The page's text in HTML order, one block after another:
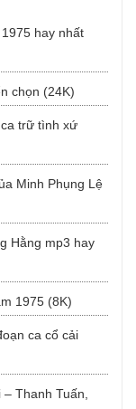
hay nhất
chọn (24K)
trữ tình xứ
Minh Phụng Lệ
Hằng mp3 hay
1975 (8K)
ca cổ cải
Thanh Tuấn,